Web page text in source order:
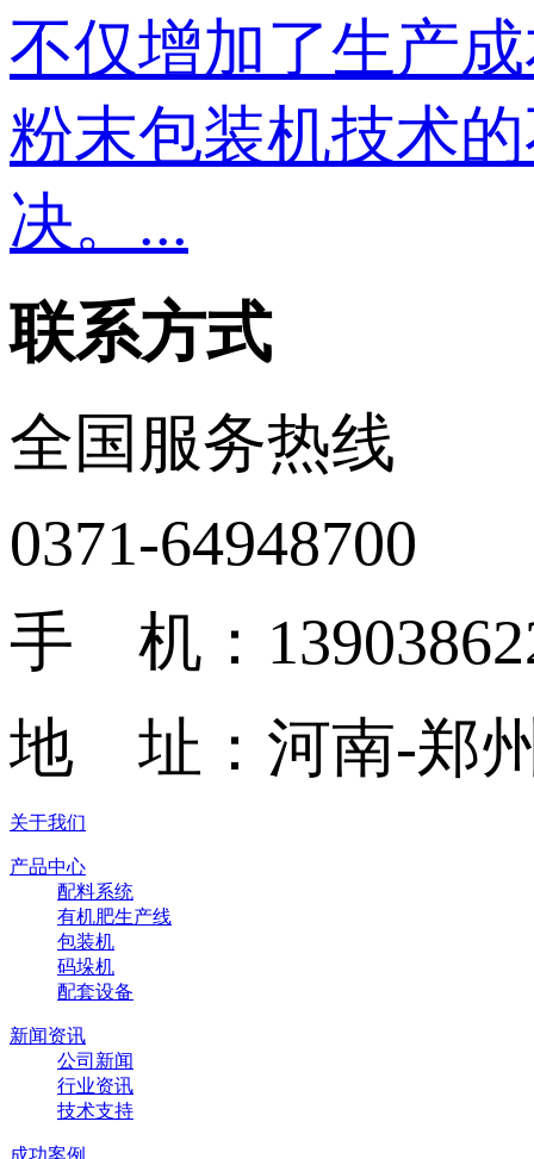
不仅增加了生产
粉末包装机技术
决。...
联系方式
全国服务热线
0371-64948700
手 机：
地 址：河南-郑州
关于我们
产品中心
配料系统
有机肥生产线
包装机
码垛机
配套设备
新闻资讯
公司新闻
行业资讯
技术支持
成功案例